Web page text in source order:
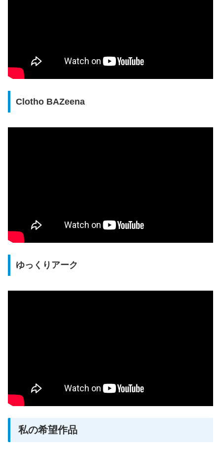
Clotho BAZeena
ゆっくりアーク
私の希望作品